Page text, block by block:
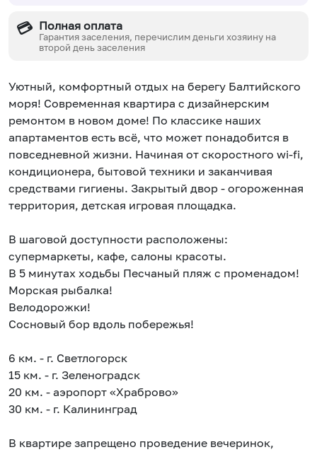
💳 Полная оплата
Гарантия заселения, перечислим деньги хозяину на
второй день заселения
Уютный, комфортный отдых на берегу Балтийского
моря! Современная квартира с дизайнерским
ремонтом в новом доме! По классике наших
апартаментов есть всё, что может понадобится в
повседневной жизни. Начиная от скоростного wi-fi,
кондиционера, бытовой техники и заканчивая
средствами гигиены. Закрытый двор - огороженная
территория, детская игровая площадка.
В шаговой доступности расположены:
супермаркеты, кафе, салоны красоты.
В 5 минутах ходьбы Песчаный пляж с променадом!
Морская рыбалка!
Велодорожки!
Сосновый бор вдоль побережья!
6 км. - г. Светлогорск
15 км. - г. Зеленоградск
20 км. - аэропорт «Храброво»
30 км. - г. Калининград
В квартире запрещено проведение вечеринок,